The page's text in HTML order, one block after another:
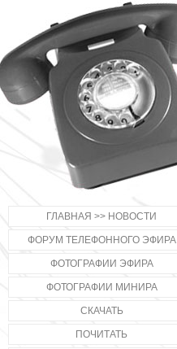
ГЛАВНАЯ >> НОВОСТИ
ФОРУМ ТЕЛЕФОННОГО ЭФИРА
ФОТОГРАФИИ ЭФИРА
ФОТОГРАФИИ МИНИРА
СКАЧАТЬ
ПОЧИТАТЬ